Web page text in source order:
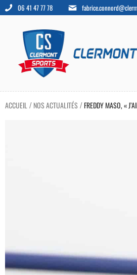
06 41 47 77 78
ACCUEIL / NOS ACTUALITÉS/FREDDY MASO, «